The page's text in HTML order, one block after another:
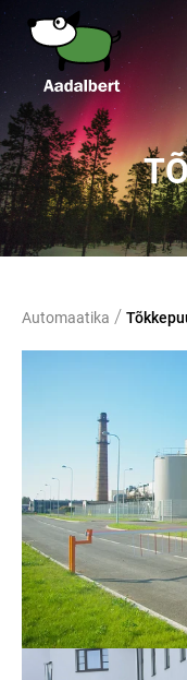
Automaatika /